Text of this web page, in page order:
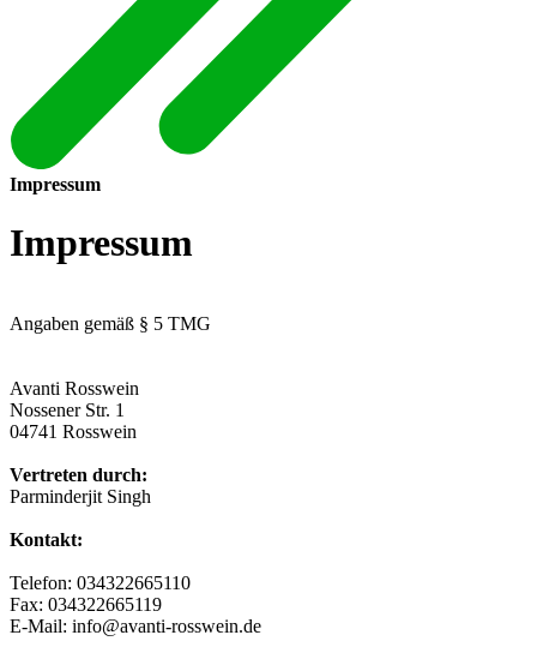
Impressum
Impressum
Angaben gemäß § 5 TMG
Avanti Rosswein
Nossener Str. 1
04741 Rosswein
Vertreten durch:
Parminderjit Singh
Kontakt:
Telefon: 034322665110
Fax: 034322665119
E-Mail: info@avanti-rosswein.de